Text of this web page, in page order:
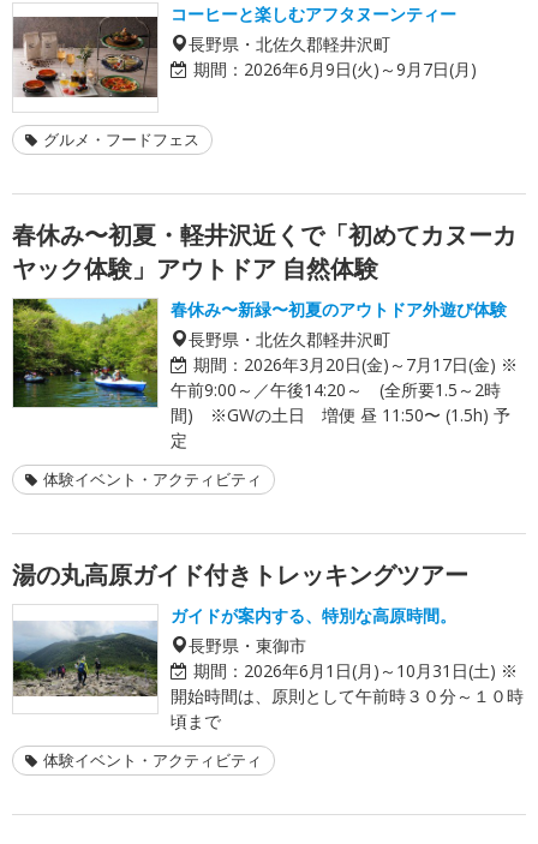
コーヒーと楽しむアフタヌーンティー
長野県・北佐久郡軽井沢町
期間： 2026年6月9日(火)～9月7日(月)
グルメ・フードフェス
春休み〜初夏・軽井沢近くで「初めてカヌーカ
ヤック体験」アウトドア 自然体験
春休み〜新緑〜初夏のアウトドア外遊び体験
長野県・北佐久郡軽井沢町
期間： 2026年3月20日(金)～7月17日(金) ※
午前9:00～／午後14:20～ (全所要1.5～2時
間) ※GWの土日 増便 昼 11:50〜 (1.5h) 予
定
体験イベント・アクティビティ
湯の丸高原ガイド付きトレッキングツアー
ガイドが案内する、特別な高原時間。
長野県・東御市
期間： 2026年6月1日(月)～10月31日(土) ※
開始時間は、原則として午前時３０分～１０時
頃まで
体験イベント・アクティビティ